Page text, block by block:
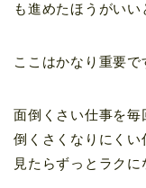
も進めたほうがいい
ここはかなり重要で
面倒くさい仕事を
倒くさくなりにく
見たらずっとラクに